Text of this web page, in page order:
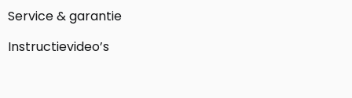
Service & garantie
Instructievideo’s